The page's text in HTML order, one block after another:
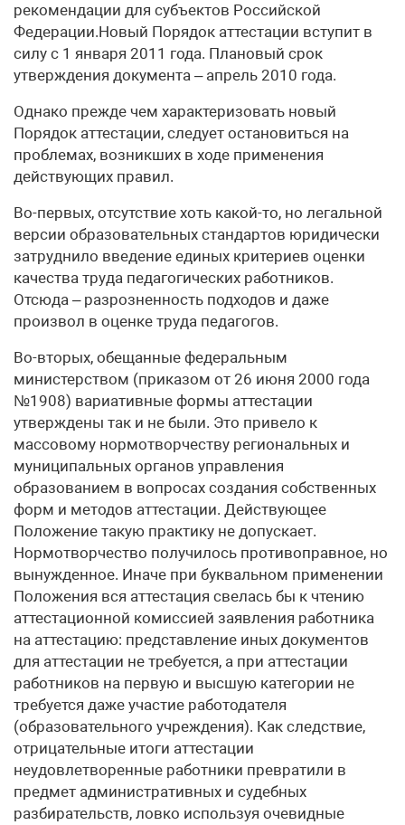
рекомендации для субъектов Российской
Федерации.Новый Порядок аттестации вступит в
силу с 1 января 2011 года. Плановый срок
утверждения документа – апрель 2010 года.
Однако прежде чем характеризовать новый
Порядок аттестации, следует остановиться на
проблемах, возникших в ходе применения
действующих правил.
Во-первых, отсутствие хоть какой-то, но легальной
версии образовательных стандартов юридически
затруднило введение единых критериев оценки
качества труда педагогических работников.
Отсюда – разрозненность подходов и даже
произвол в оценке труда педагогов.
Во-вторых, обещанные федеральным
министерством (приказом от 26 июня 2000 года
№1908) вариативные формы аттестации
утверждены так и не были. Это привело к
массовому нормотворчеству региональных и
муниципальных органов управления
образованием в вопросах создания собственных
форм и методов аттестации. Действующее
Положение такую практику не допускает.
Нормотворчество получилось противоправное, но
вынужденное. Иначе при буквальном применении
Положения вся аттестация свелась бы к чтению
аттестационной комиссией заявления работника
на аттестацию: представление иных документов
для аттестации не требуется, а при аттестации
работников на первую и высшую категории не
требуется даже участие работодателя
(образовательного учреждения). Как следствие,
отрицательные итоги аттестации
неудовлетворенные работники превратили в
предмет административных и судебных
разбирательств, ловко используя очевидные